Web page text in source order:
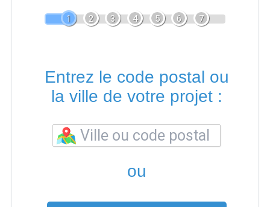
1 2 3 4 5 6 7
Entrez le code postal ou
la ville de votre projet :
ou